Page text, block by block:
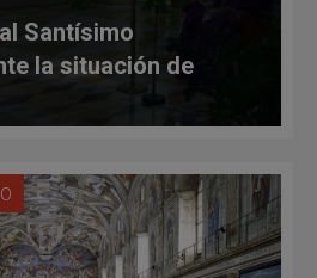
Santísimo
la situación de